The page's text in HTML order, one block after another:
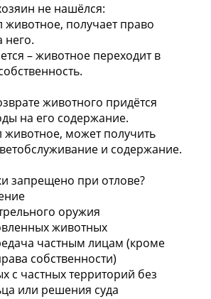
не нашёлся:
животное, получает право
него.
– животное переходит в
животного придётся
на его содержание.
животное, может получить
и содержание.
запрещено при отлове?
оружия
животных
частным лицам (кроме
собственности)
с частных территорий без
или решения суда